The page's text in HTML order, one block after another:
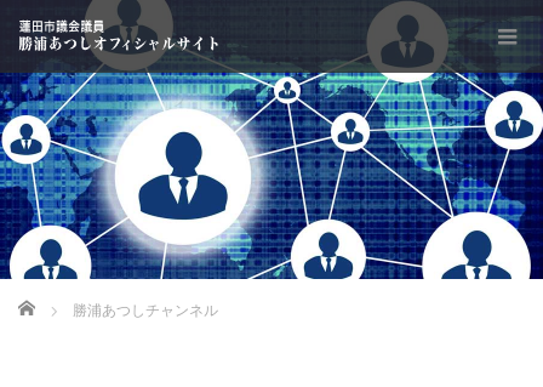
Home 勝浦あつしチャンネル